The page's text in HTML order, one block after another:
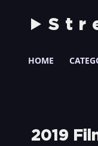
HOME
2019